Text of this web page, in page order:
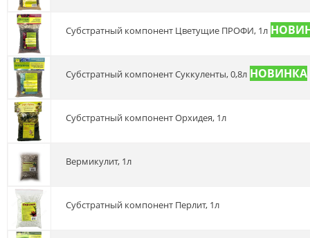
Субстратный компонент Цветущие ПРОФИ, 1л
Субстратный компонент Суккуленты, 0,8л
Субстратный компонент Орхидея, 1л
Вермикулит, 1л
Субстратный компонент Перлит, 1л